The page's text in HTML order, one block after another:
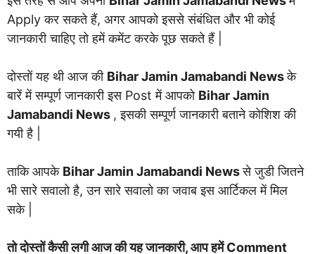
Apply कर सकते हैं, अगर आपको इससे संबंधित और भी कोई
जानकारी चाहिए तो हमें कमेंट करके पूछ सकते हैं |
दोस्तों यह थी आज की Bihar Jamin Jamabandi Newsके
बारें में सम्पूर्ण जानकारी इस Post में आपको Bihar Jamin
Jamabandi News , इसकी सम्पूर्ण जानकारी बताने कोशिश की
गयी है |
ताकि आपके Bihar Jamin Jamabandi Newsसे जुडी जितने
भी सारे सवालो है, उन सारे सवालो का जवाब इस आर्टिकल में मिल
सके |
तो दोस्तों कैसी लगी आज की यह जानकारी, आप हमें Comment